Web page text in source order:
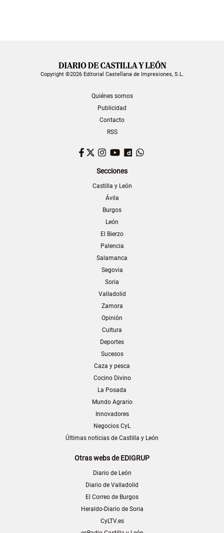
Copyright ©2026 Editorial Castellana de Impresiones, S.L.
Quiénes somos
Publicidad
Contacto
RSS
Facebook
TwitterInstagram
YouTubeDailymotion
Secciones
Castilla y León
Ávila
Burgos
León
El Bierzo
Palencia
Salamanca
Segovia
Soria
Valladolid
Zamora
Opinión
Cultura
Deportes
Sucesos
Caza y pesca
Cocino Divino
La Posada
Mundo Agrario
Innovadores
Negocios CyL
Últimas noticias de Castilla y León
Otras webs de EDIGRUP
Diario de León
Diario de Valladolid
El Correo de Burgos
Heraldo-Diario de Soria
CyLTV.es